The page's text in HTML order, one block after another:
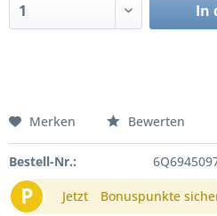
In
Merken Bewerten
Bestell-Nr.:
P Jetzt Bonuspunkte